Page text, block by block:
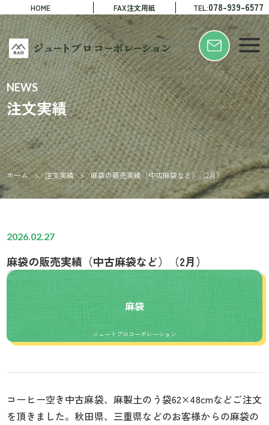
HOME FAX注文用紙 TEL:078-939-6577
NEWS
注文実績
ホーム > 注文実績 > 麻袋の販売実績（中古麻袋など）（2月）
麻袋
ジュートプロコーポレーション
2026.02.27
麻袋の販売実績（中古麻袋など）（2月）
コーヒー空き中古麻袋、麻製土のう袋62×48cmなどご注文
を頂きました。秋田県、三重県などのお客様からの麻袋の